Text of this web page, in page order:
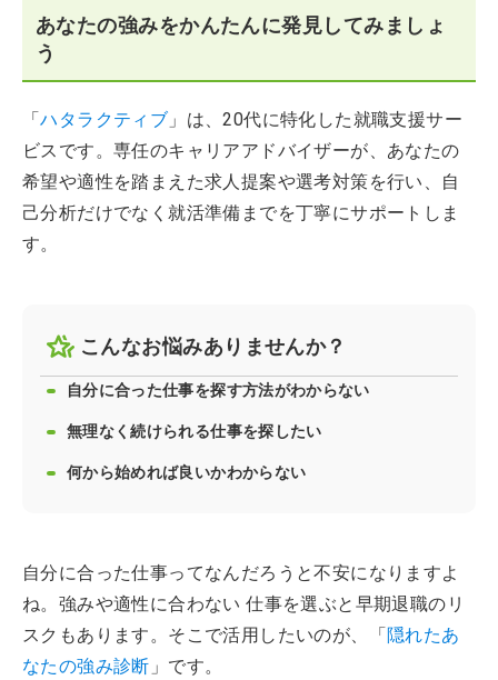
あなたの強みをかんたんに発見してみましょ
う
「ハタラクティブ 」は、20代に特化した就職支援サー
ビスです。専任のキャリアアドバイザーが、あなたの
希望や適性を踏まえた求人提案や選考対策を行い、自
己分析だけでなく就活準備までを丁寧にサポートしま
す。
こんなお悩みありませんか？
自分に合った仕事を探す方法がわからない
無理なく続けられる仕事を探したい
何から始めれば良いかわからない
自分に合った仕事ってなんだろうと不安になりますよ
ね。強みや適性に合わない 仕事を選ぶと早期退職のリ
スクもあります。そこで活用したいのが、「隠れたあ
なたの強み診断 」です。